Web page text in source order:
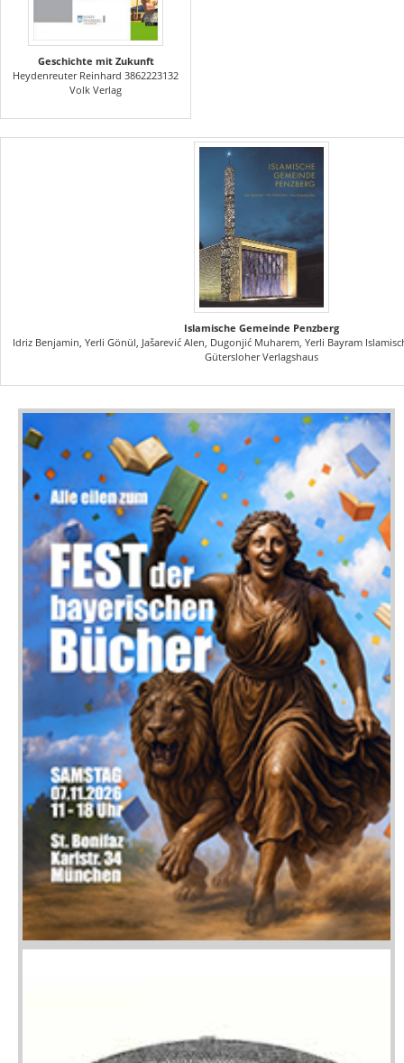
Geschichte mit Zukunft
Heydenreuter Reinhard 3862223132
Volk Verlag
Islamische Gemeinde Penzberg
Idriz Benjamin, Yerli Gönül, Jašarević Alen, Dugonjić Muharem, Yerli Bayram
Gütersloher Verlagshaus